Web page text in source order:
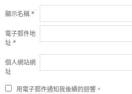
顯示名稱*
電子郵件地
址*
個人網站網
址
用電子郵件通知我後續的迴響。